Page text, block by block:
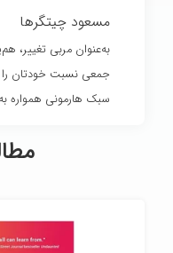
مسعود چیتگرها
به‌عنوان مربی تغییر،
جمعی نسبت خودتان را
سبک هارمونی همواره